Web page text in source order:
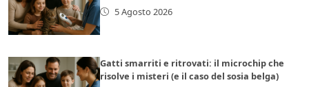
5 Agosto 2026
Gatti smarriti e ritrovati: il microchip che
risolve i misteri (e il caso del sosia belga)